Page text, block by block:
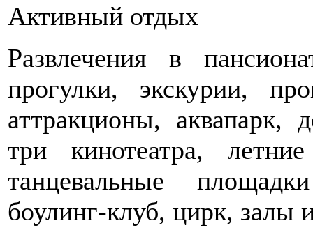
Активный отдых
Развлечения в
прогулки, экскурии,
аттракционы, аквапарк,
три кинотеатра,
танцевальные
боулинг-клуб, цирк, залы